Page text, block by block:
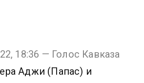
18:36 — Голос Кавказа
Аджи (Папас) и